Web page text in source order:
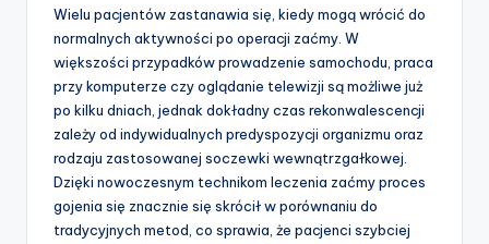
Wielu pacjentów zastanawia się, kiedy mogą wrócić do
normalnych aktywności po operacji zaćmy. W
większości przypadków prowadzenie samochodu, praca
przy komputerze czy oglądanie telewizji są możliwe już
po kilku dniach, jednak dokładny czas rekonwalescencji
zależy od indywidualnych predyspozycji organizmu oraz
rodzaju zastosowanej soczewki wewnątrzgałkowej.
Dzięki nowoczesnym technikom leczenia zaćmy proces
gojenia się znacznie się skrócił w porównaniu do
tradycyjnych metod, co sprawia, że pacjenci szybciej